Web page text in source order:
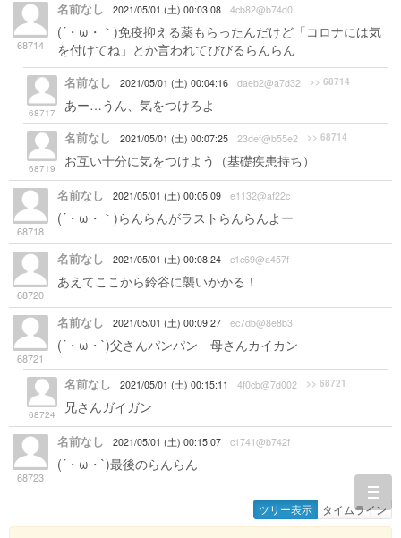
68714
名前なし 2021/05/01 (土) 00:03:08 4cb82@b74d0
(´・ω・｀)免疫抑える薬もらったんだけど「コロナには気
を付けてね」とか言われてびびるらんらん
68717
名前なし 2021/05/01 (土) 00:04:16 daeb2@a7d32 >> 68714
あー…うん、気をつけろよ
68719
名前なし 2021/05/01 (土) 00:07:25 23def@b55e2 >> 68714
お互い十分に気をつけよう（基礎疾患持ち）
68718
名前なし 2021/05/01 (土) 00:05:09 e1132@af22c
(´・ω・｀)らんらんがラストらんらんよー
68720
名前なし 2021/05/01 (土) 00:08:24 c1c69@a457f
あえてここから鈴谷に襲いかかる！
68721
名前なし 2021/05/01 (土) 00:09:27 ec7db@8e8b3
(´・ω・`)父さんパンパン 母さんカイカン
68724
名前なし 2021/05/01 (土) 00:15:11 4f0cb@7d002 >> 68721
兄さんガイガン
68723
名前なし 2021/05/01 (土) 00:15:07 c1741@b742f
(´・ω・`)最後のらんらん
ツリー表示 タイムライン